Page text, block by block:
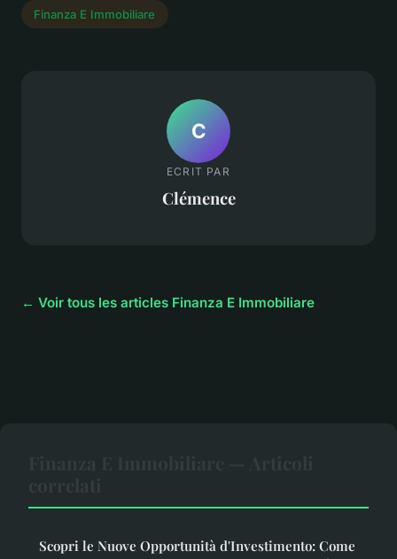
Finanza E Immobiliare
C
ECRIT PAR
Clémence
← Voir tous les articles Finanza E Immobiliare
Scopri le Nuove Opportunità d'Investimento: Come